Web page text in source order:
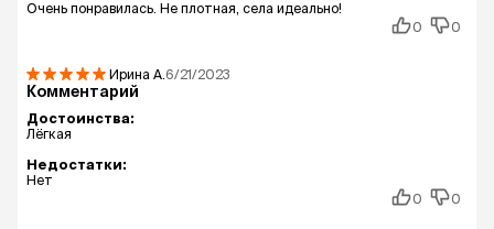
Очень понравилась. Не плотная, села идеально!
0
0
Ирина А. 6/21/2023
Комментарий
Достоинства:
Лёгкая
Недостатки:
Нет
0
0